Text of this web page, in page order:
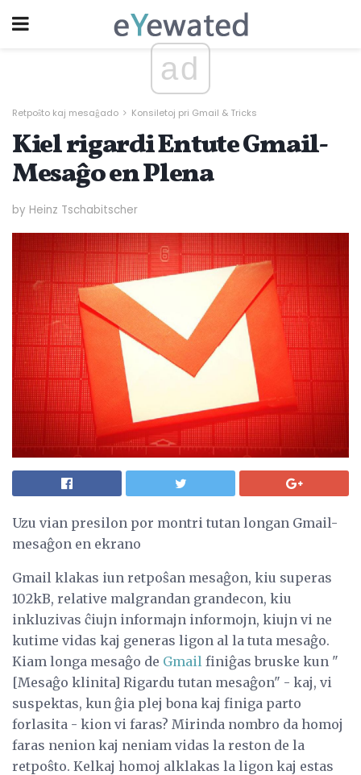
ad
Retpoŝto kaj mesaĝado Konsiletoj pri Gmail & Tricks
Kiel rigardi Entute Gmail-
Mesaĝo en Plena
by Heinz Tschabitscher
Uzu vian presilon por montri tutan longan Gmail-
mesaĝon en ekrano
Gmail klakas iun retpoŝan mesaĝon, kiu superas
102kB, relative malgrandan grandecon, kiu
inkluzivas ĉiujn informajn informojn, kiujn vi ne
kutime vidas kaj generas ligon al la tuta mesaĝo.
Kiam longa mesaĝo de Gmail finiĝas bruske kun "
[Mesaĝo klinita] Rigardu tutan mesaĝon" - kaj, vi
suspektas, kun ĝia plej bona kaj finiga parto
forlasita - kion vi faras? Mirinda nombro da homoj
faras nenion kaj neniam vidas la reston de la
retpoŝto. Kelkaj homoj alklakas la ligon kaj estas